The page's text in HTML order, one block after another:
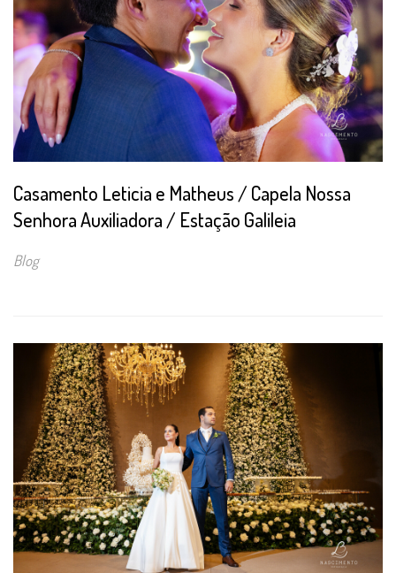
Casamento Leticia e Matheus / Capela Nossa
Senhora Auxiliadora / Estação Galileia
Blog